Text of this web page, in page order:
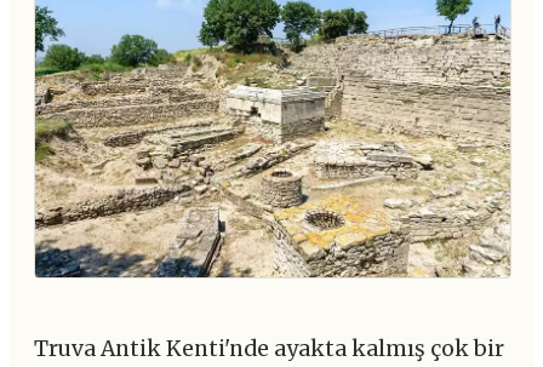
Truva Antik Kenti'nde ayakta kalmış çok bir